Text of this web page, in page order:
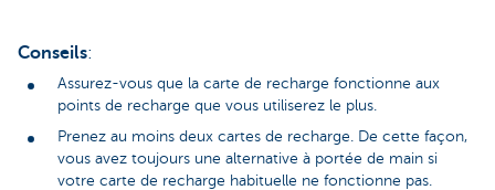
Conseils:
Assurez-vous que la carte de recharge fonctionne aux
points de recharge que vous utiliserez le plus.
Prenez au moins deux cartes de recharge. De cette façon,
vous avez toujours une alternative à portée de main si
votre carte de recharge habituelle ne fonctionne pas.